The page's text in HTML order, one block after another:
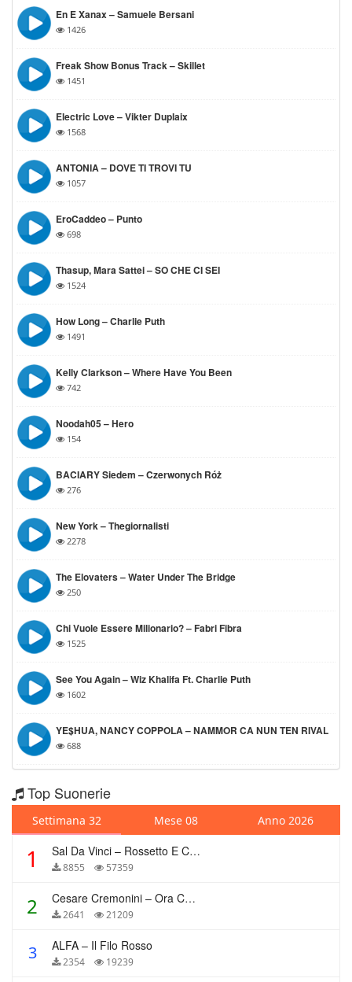
En E Xanax – Samuele Bersani
1426
Freak Show Bonus Track – Skillet
1451
Electric Love – Vikter Duplaix
1568
ANTONIA – DOVE TI TROVI TU
1057
EroCaddeo – Punto
698
Thasup, Mara Sattei – SO CHE CI SEI
1524
How Long – Charlie Puth
1491
Kelly Clarkson – Where Have You Been
742
Noodah05 – Hero
154
BACIARY Siedem – Czerwonych Róż
276
New York – Thegiornalisti
2278
The Elovaters – Water Under The Bridge
250
Chi Vuole Essere Milionario? – Fabri Fibra
1525
See You Again – Wiz Khalifa Ft. Charlie Puth
1602
YE$HUA, NANCY COPPOLA – NAMMOR CA NUN TEN RIVAL
688
Top Suonerie
Settimana 32 Mese 08 Anno 2026
1 Sal Da Vinci – Rossetto E Caffè
8855 57359
2 Cesare Cremonini – Ora Che Non Ho Più Te
2641 21209
3 ALFA – Il Filo Rosso
2354 19239